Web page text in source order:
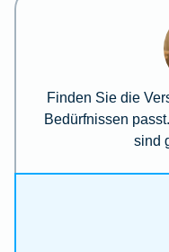
Finden Sie die
Bedürfnissen
sind